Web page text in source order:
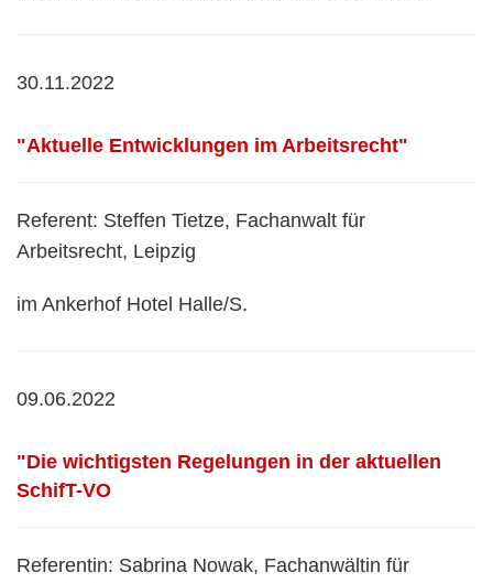
30.11.2022
"Aktuelle Entwicklungen im Arbeitsrecht"
Referent: Steffen Tietze, Fachanwalt für
Arbeitsrecht, Leipzig
im Ankerhof Hotel Halle/S.
09.06.2022
"Die wichtigsten Regelungen in der aktuellen
SchifT-VO
Referentin: Sabrina Nowak, Fachanwältin für